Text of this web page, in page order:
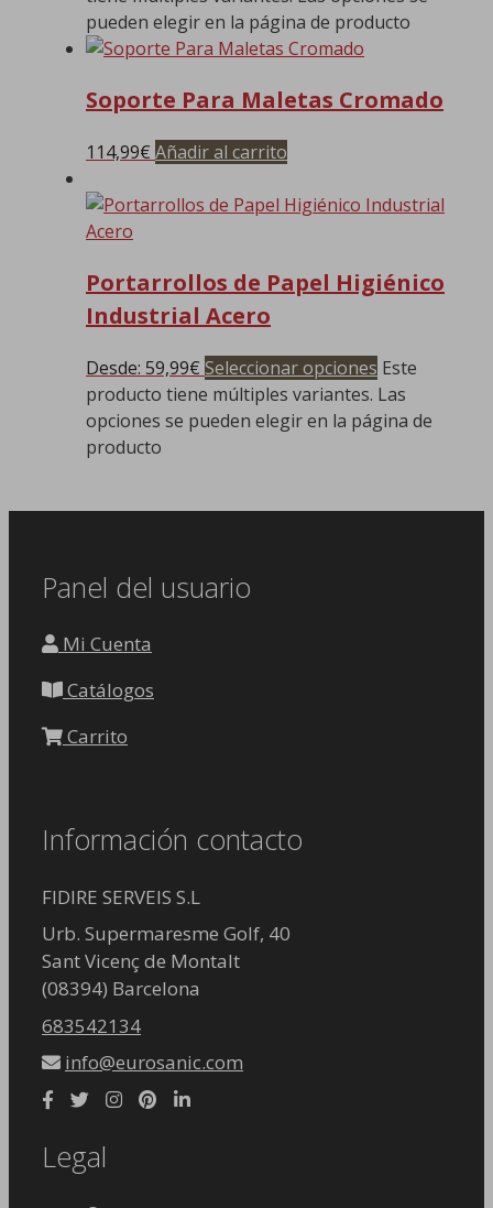
pueden elegir en la página de producto
Soporte Para Maletas Cromado
114,99€ Añadir al carrito
Portarrollos de Papel Higiénico
Industrial Acero
Desde: 59,99€ Seleccionar opciones Este
producto tiene múltiples variantes. Las
opciones se pueden elegir en la página de
producto
Panel del usuario
Mi Cuenta
Catálogos
Carrito
Información contacto
FIDIRE SERVEIS S.L
Urb. Supermaresme Golf, 40
Sant Vicenç de Montalt
(08394) Barcelona
683542134
info@eurosanic.com
Legal